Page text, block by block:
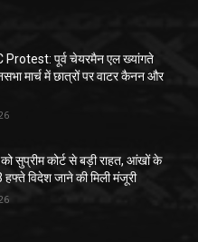
पूर्व चेयरमैन एल ख्यांगते
मार्च में छात्रों पर वाटर कैनन और
सुप्रीम कोर्ट से बड़ी राहत, आंखों के
विदेश जाने की मिली मंजूरी